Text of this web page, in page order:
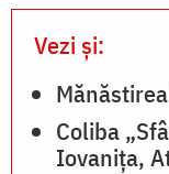
Vezi și:
Coliba
Iovanița,